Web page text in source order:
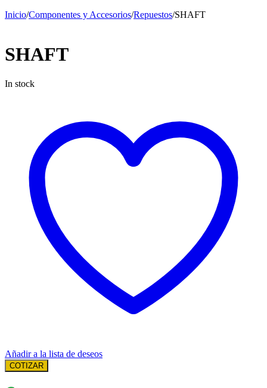
Inicio/Componentes y Accesorios/Repuestos/SHAFT
SHAFT
In stock
Añadir a la lista de deseos
COTIZAR